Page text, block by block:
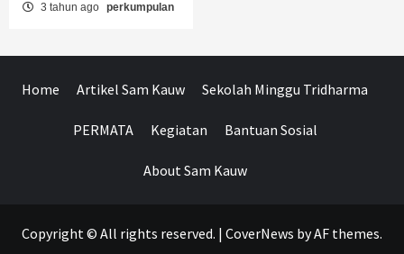
3 tahun ago perkumpulan
Home Artikel Sam Kauw Sekolah Minggu Tridharma
PERMATA Kegiatan Bantuan Sosial
About Sam Kauw
Copyright © All rights reserved. | CoverNews by AF themes.